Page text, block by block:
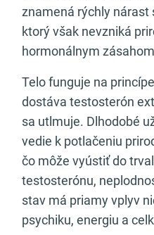
znamená rýchly nárast
ktorý však nevzniká
hormonálnym
Telo funguje na
dostáva testosterón
sa utlmuje. Dlhodobé
vedie k potlačeniu
čo môže vyústiť do
testosterónu,
stav má priamy vplyv
psychiku, energiu a